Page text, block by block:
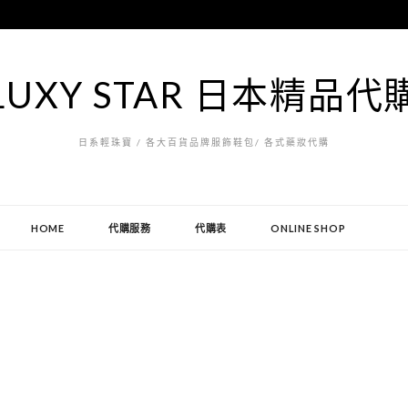
STAR 日本精品代
日系輕珠寶 / 各大百貨品牌服飾鞋包/ 各式藥妝代購
HOME 代購服務 代購表 ONLINE SHOP